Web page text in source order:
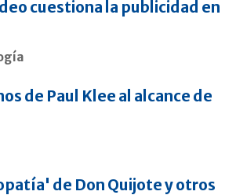
cuestiona la publicidad en
de Paul Klee al alcance de
de Don Quijote y otros